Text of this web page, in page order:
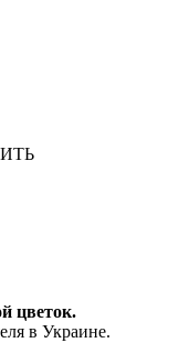
цветок.
в Украине.